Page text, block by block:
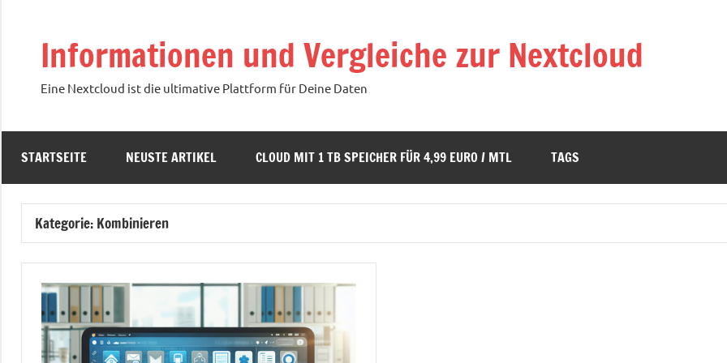
Informationen und Vergleiche zur Nextcloud
Eine Nextcloud ist die ultimative Plattform für Deine Daten
STARTSEITE NEUSTE ARTIKEL CLOUD MIT 1 TB SPEICHER FÜR 4,99 EURO / MTL TAGS
Kategorie: Kombinieren